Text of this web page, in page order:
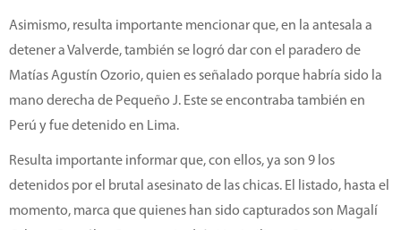
Asimismo, resulta importante mencionar que, en la antesala a
detener a Valverde, también se logró dar con el paradero de
Matías Agustín Ozorio, quien es señalado porque habría sido la
mano derecha de Pequeño J. Este se encontraba también en
Perú y fue detenido en Lima.
Resulta importante informar que, con ellos, ya son 9 los
detenidos por el brutal asesinato de las chicas. El listado, hasta el
momento, marca que quienes han sido capturados son Magalí